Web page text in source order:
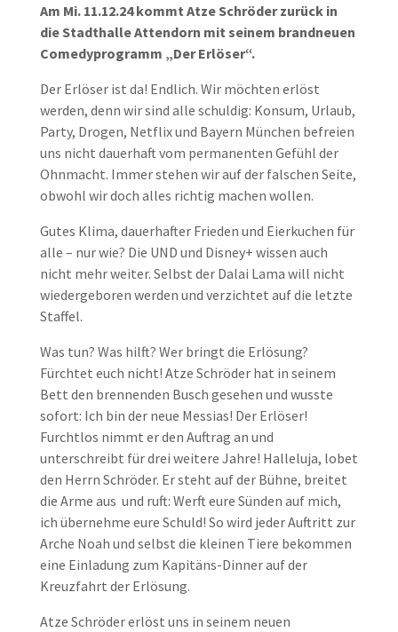
Am Mi. 11.12.24 kommt Atze Schröder zurück in
die Stadthalle Attendorn mit seinem brandneuen
Comedyprogramm „Der Erlöser“.
Der Erlöser ist da! Endlich. Wir möchten erlöst
werden, denn wir sind alle schuldig: Konsum, Urlaub,
Party, Drogen, Netflix und Bayern München befreien
uns nicht dauerhaft vom permanenten Gefühl der
Ohnmacht. Immer stehen wir auf der falschen Seite,
obwohl wir doch alles richtig machen wollen.
Gutes Klima, dauerhafter Frieden und Eierkuchen für
alle – nur wie? Die UND und Disney+ wissen auch
nicht mehr weiter. Selbst der Dalai Lama will nicht
wiedergeboren werden und verzichtet auf die letzte
Staffel.
Was tun? Was hilft? Wer bringt die Erlösung?
Fürchtet euch nicht! Atze Schröder hat in seinem
Bett den brennenden Busch gesehen und wusste
sofort: Ich bin der neue Messias! Der Erlöser!
Furchtlos nimmt er den Auftrag an und
unterschreibt für drei weitere Jahre! Halleluja, lobet
den Herrn Schröder. Er steht auf der Bühne, breitet
die Arme aus und ruft: Werft eure Sünden auf mich,
ich übernehme eure Schuld! So wird jeder Auftritt zur
Arche Noah und selbst die kleinen Tiere bekommen
eine Einladung zum Kapitäns-Dinner auf der
Kreuzfahrt der Erlösung.
Atze Schröder erlöst uns in seinem neuen